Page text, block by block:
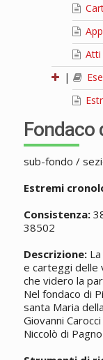
Atti
|
Fondaco
sub-fondo /
Estremi
Consistenza:
38502
Descrizione:La
e carteggi delle
che videro la
Nel fondaco di
santa Maria
Giovanni
Niccolò di